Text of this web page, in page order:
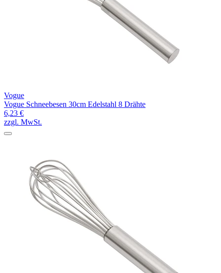
Vogue
Vogue Schneebesen 30cm Edelstahl 8 Drähte
6,23 €
zzgl. MwSt.